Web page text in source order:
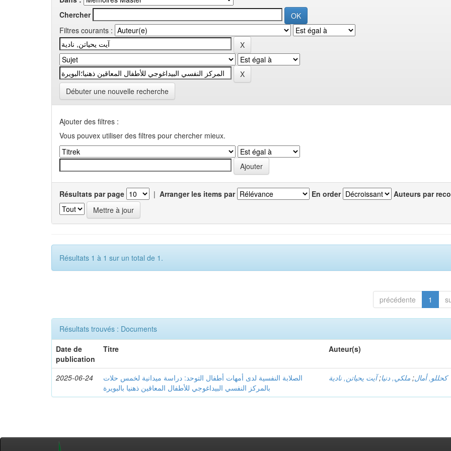
Chercher
Filtres courants :
Débuter une nouvelle recherche
Ajouter des filtres :
Vous pouvex utiliser des filtres pour chercher mieux.
Résultats par page | Arranger les items par En order Auteurs par
Résultats 1 à 1 sur un total de 1.
précédente 1
Résultats trouvés : Documents
Date de
publication
Titre Auteur(s)
2025-06-24
الصلابة النفسية لدى أمهات أطفال التوحد: دراسة ميدانية لخمس حلات
بالمركز النفسي البيداغوجي للأطفال المعاقين ذهنيا بالبويرة
كحللو, أمال; ملكي, دنيا;آيت يحياتن, نادية